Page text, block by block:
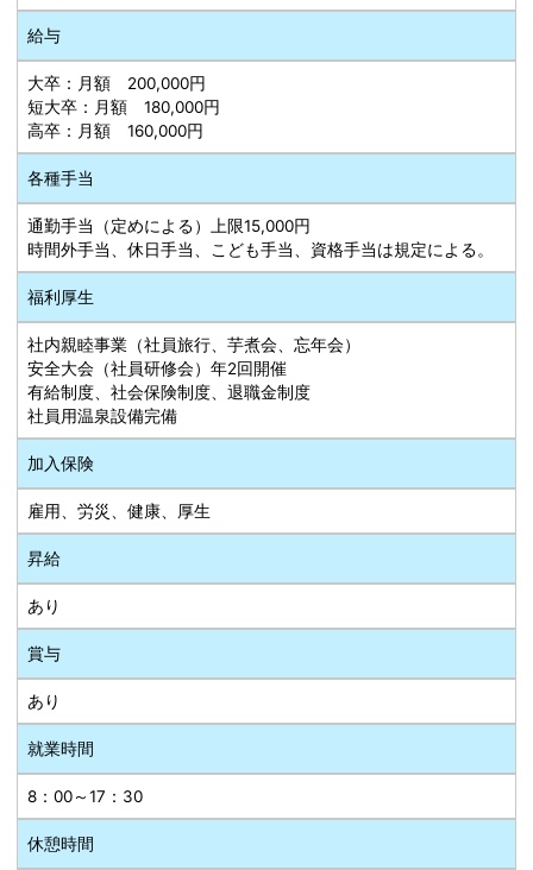
給与
大卒：月額 200,000円
短大卒：月額 180,000円
高卒：月額 160,000円
各種手当
通勤手当（定めによる）上限15,000円
時間外手当、休日手当、こども手当、資格手当は規定による。
福利厚生
社内親睦事業（社員旅行、芋煮会、忘年会）
安全大会（社員研修会）年2回開催
有給制度、社会保険制度、退職金制度
社員用温泉設備完備
加入保険
雇用、労災、健康、厚生
昇給
あり
賞与
あり
就業時間
8：00～17：30
休憩時間